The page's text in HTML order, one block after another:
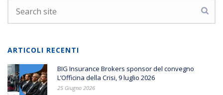
ARTICOLI RECENTI
BIG Insurance Brokers sponsor del convegno
L’Officina della Crisi, 9 luglio 2026
25 Giugno 2026